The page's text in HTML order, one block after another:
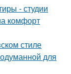
- студии
комфорт
стиле
для